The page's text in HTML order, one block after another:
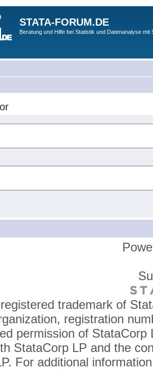
STATA-FORUM.DE
Beratung und Hilfe bei Statistik und Datenanalyse mit
trademark of
registration
permission of
StataCorp LP and the
For additional